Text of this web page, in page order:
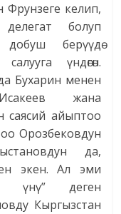
келип,
болуп
берүүдө
үндөгөн.
Бухарин менен
жана
саясий айыптоо
Орозбековдун
да,
экен. Ал эми
үнү” деген
Кыргызстан